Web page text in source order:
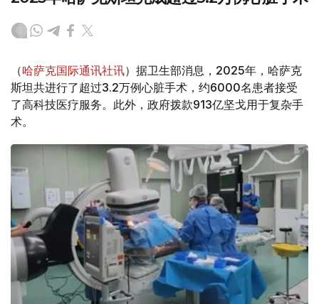
（哈萨克国际通讯社讯）据卫生部消息，2025年，哈萨克
斯坦共进行了超过3.2万例心脏手术，约6000名患者接受
了高科技医疗服务。此外，政府拨款913亿坚戈用于复杂手
术。